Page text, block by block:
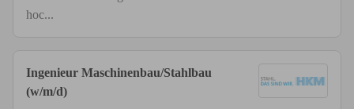
hoc...
Ingenieur Maschinenbau/Stahlbau
(w/m/d)